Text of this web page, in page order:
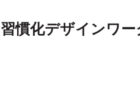
慣化デザインワ